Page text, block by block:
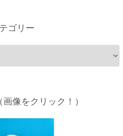
ゴリー
像をクリック！）